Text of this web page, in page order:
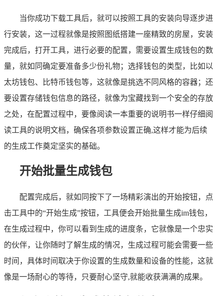
当你成功下载工具后，就可以按照工具的安装向导逐步进
行安装，这一过程就像是按照图纸搭建一座精致的房屋，安装
完成后，打开工具，进行必要的配置，需要设置生成钱包的数
量，就如同确定要准备多少份礼物；选择钱包的类型，比如以
太坊钱包、比特币钱包等，这就像是挑选不同风格的容器；还
要设置存储钱包信息的路径，就像为宝藏找到一个安全的存放
之处，在配置过程中，要像阅读一本重要的说明书一样仔细阅
读工具的说明文档，确保各项参数设置正确,这样才能为后续
的生成工作奠定坚实的基础。
开始批量生成钱包
配置完成后，就如同按下了一场精彩演出的开始按钮，点
击工具中的“开始生成”按钮，工具便会开始批量生成im钱包，
在生成过程中，你可以看到生成的进度条，它就像是一个忠实
的伙伴，让你随时了解生成的情况，生成过程可能会需要一些
时间，具体时间取决于你设置的生成数量和设备的性能，这就
像是一场耐心的等待，只要耐心坚守,就能收获满满的成果。